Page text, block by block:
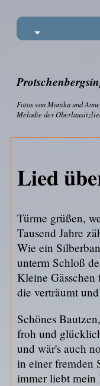
Fotos von Monika und
Melodie des
Lied
Türme grüßen,
Tausend Jahre
Wie ein
unterm Schloß
Kleine
die verträumt
Schönes
froh und
und wär's auch
in einer fremden
immer liebt mein